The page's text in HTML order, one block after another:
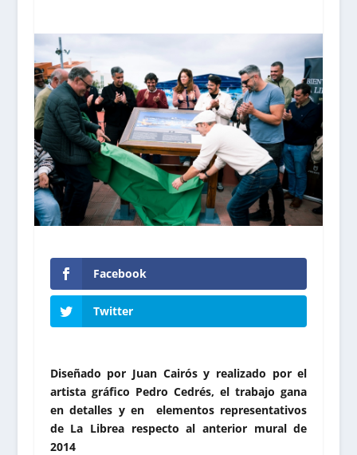
Facebook
Twitter
Diseñado por Juan Cairós y realizado por el
artista gráfico Pedro Cedrés, el trabajo gana
en detalles y en elementos representativos
de La Librea respecto al anterior mural de
2014